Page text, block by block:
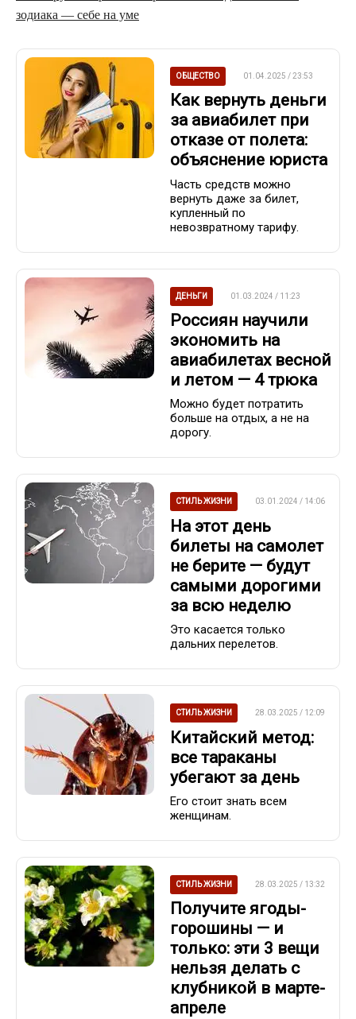
зодиака — себе на уме
ОБЩЕСТВО 01.04.2025 / 23:53
Как вернуть деньги
за авиабилет при
отказе от полета:
объяснение юриста
Часть средств можно
вернуть даже за билет,
купленный по
невозвратному тарифу.
ДЕНЬГИ 01.03.2024 / 11:23
Россиян научили
экономить на
авиабилетах весной
и летом — 4 трюка
Можно будет потратить
больше на отдых, а не на
дорогу.
СТИЛЬ ЖИЗНИ 03.01.2024 / 14:06
На этот день
билеты на самолет
не берите — будут
самыми дорогими
за всю неделю
Это касается только
дальних перелетов.
СТИЛЬ ЖИЗНИ 28.03.2025 / 12:09
Китайский метод:
все тараканы
убегают за день
Его стоит знать всем
женщинам.
СТИЛЬ ЖИЗНИ 28.03.2025 / 13:32
Получите ягоды-
горошины — и
только: эти 3 вещи
нельзя делать с
клубникой в марте-
апреле